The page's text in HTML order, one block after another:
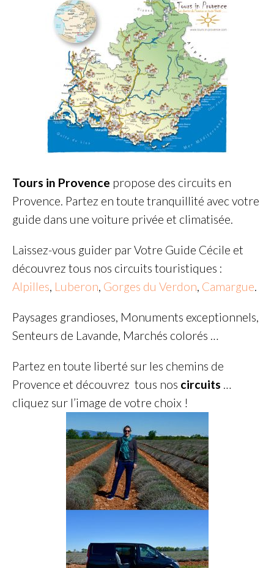
Tours in Provence propose des circuits en
Provence. Partez en toute tranquillité avec votre
guide dans une voiture privée et climatisée.
Laissez-vous guider par Votre Guide Cécile et
découvrez tous nos circuits touristiques :
Alpilles, Luberon, Gorges du Verdon, Camargue.
Paysages grandioses, Monuments exceptionnels,
Senteurs de Lavande, Marchés colorés …
Partez en toute liberté sur les chemins de
Provence et découvrez tous nos circuits …
cliquez sur l’image de votre choix !